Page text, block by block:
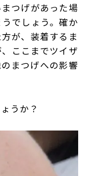
つげがあった場
でしょう。確か
が、装着するま
ここまでツイザ
まつげへの影響
うか？